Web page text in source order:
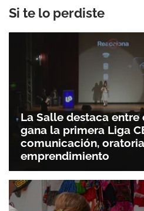
Si te lo perdiste
La Salle destaca
gana la primera Liga
comunicación,
emprendimiento